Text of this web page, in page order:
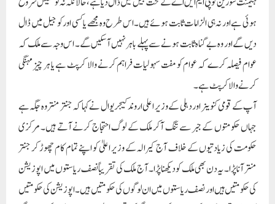
ہوئی ہے اور نہ ہی الزامات ثابت ہوئے ہیں۔ اس طرح وہ مجھے یا کسی اور کو جیل میں ڈال
دیں گے اور وہ بے گناہ ثابت ہونے سے پہلے باہر نہیں آ سکیں گے۔ اس وجہ سے ملک کہ
عوام فیصلہ کرے کہ عوام کو مفت سہولیات فراہم کرنے والا کرپٹ ہے یا ہر چیز مہنگی
کرنے والا کرپٹ ہے۔
آپ کے قومی کنوینر اور دہلی کے وزیر اعلی اروند کیجریوال نے کہا کہ جنتر منتر وہ جگہ ہے
جہاں حکومتوں کے جبر سے تنگ آکر ملک کے لوگ احتجاج کرنے آتے ہیں۔ مرکزی
حکومت کی زیادتیوں کے خلاف آج کیرالہ کے وزیر اعلیٰ کو اپنے تمام کام چھوڑ کر جنتر
منتر آنا پڑا۔ یہ دن بھی ملک کودیکھنا پڑا۔ آج ملک کی تقریباً نصف ریاستوں میں اپوزیشن
کی حکومتیں ہیں اور نصف ریاستوں میں ان لوگوں کی حکومتیں ہیں۔ اپوزیشن کی حکومتیں